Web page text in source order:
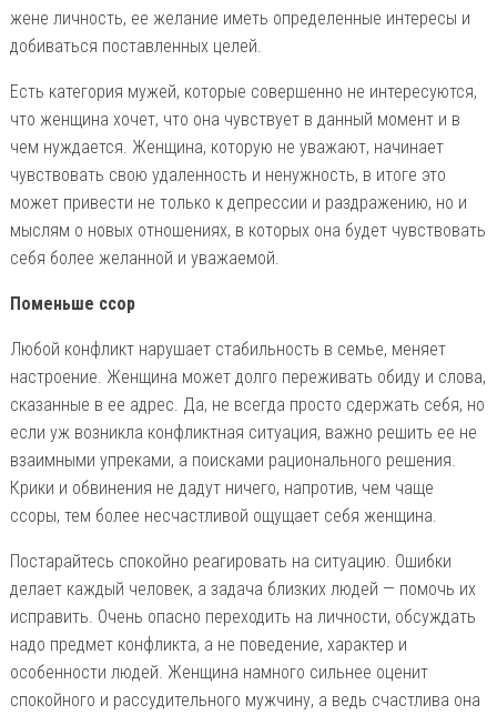
жене личность, ее желание иметь определенные интересы и
добиваться поставленных целей.
Есть категория мужей, которые совершенно не интересуются,
что женщина хочет, что она чувствует в данный момент и в
чем нуждается. Женщина, которую не уважают, начинает
чувствовать свою удаленность и ненужность, в итоге это
может привести не только к депрессии и раздражению, но и
мыслям о новых отношениях, в которых она будет чувствовать
себя более желанной и уважаемой.
Поменьше ссор
Любой конфликт нарушает стабильность в семье, меняет
настроение. Женщина может долго переживать обиду и слова,
сказанные в ее адрес. Да, не всегда просто сдержать себя, но
если уж возникла конфликтная ситуация, важно решить ее не
взаимными упреками, а поисками рационального решения.
Крики и обвинения не дадут ничего, напротив, чем чаще
ссоры, тем более несчастливой ощущает себя женщина.
Постарайтесь спокойно реагировать на ситуацию. Ошибки
делает каждый человек, а задача близких людей — помочь их
исправить. Очень опасно переходить на личности, обсуждать
надо предмет конфликта, а не поведение, характер и
особенности людей. Женщина намного сильнее оценит
спокойного и рассудительного мужчину, а ведь счастлива она